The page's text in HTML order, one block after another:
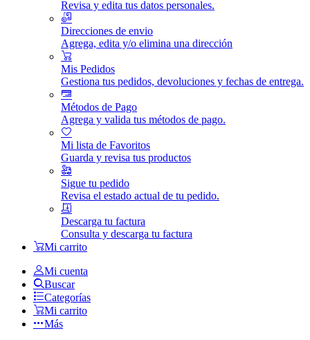
Revisa y edita tus datos personales.
Direcciones de envio
Agrega, edita y/o elimina una dirección
Mis Pedidos
Gestiona tus pedidos, devoluciones y fechas de entrega.
Métodos de Pago
Agrega y valida tus métodos de pago.
Mi lista de Favoritos
Guarda y revisa tus productos
Sigue tu pedido
Revisa el estado actual de tu pedido.
Descarga tu factura
Consulta y descarga tu factura
Mi carrito
Mi cuenta
Buscar
Categorías
Mi carrito
Más